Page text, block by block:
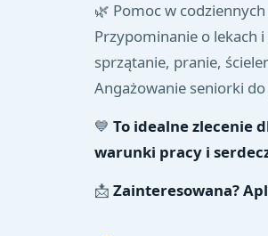
🌿 Pomoc w
Przypominanie o lekach
sprzątanie, pranie,
Angażowanie seniorki
💙 To idealne zlecenie
warunki pracy i
📩 Zainteresowana?